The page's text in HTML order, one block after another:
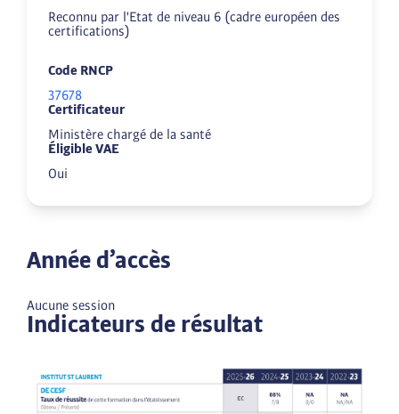
Reconnu par l'Etat de niveau 6 (cadre européen des
certifications)
Code RNCP
37678
Certificateur
Ministère chargé de la santé
Éligible VAE
Oui
Année d’accès
Aucune session
Indicateurs de résultat